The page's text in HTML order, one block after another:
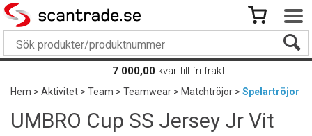
7 000,00 kvar till fri frakt
Hem>Aktivitet>Team>Teamwear>Matchtröjor>Spelartröjor
UMBRO Cup SS Jersey Jr Vit